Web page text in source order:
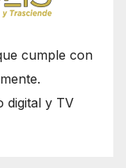
cumple con
digital y TV